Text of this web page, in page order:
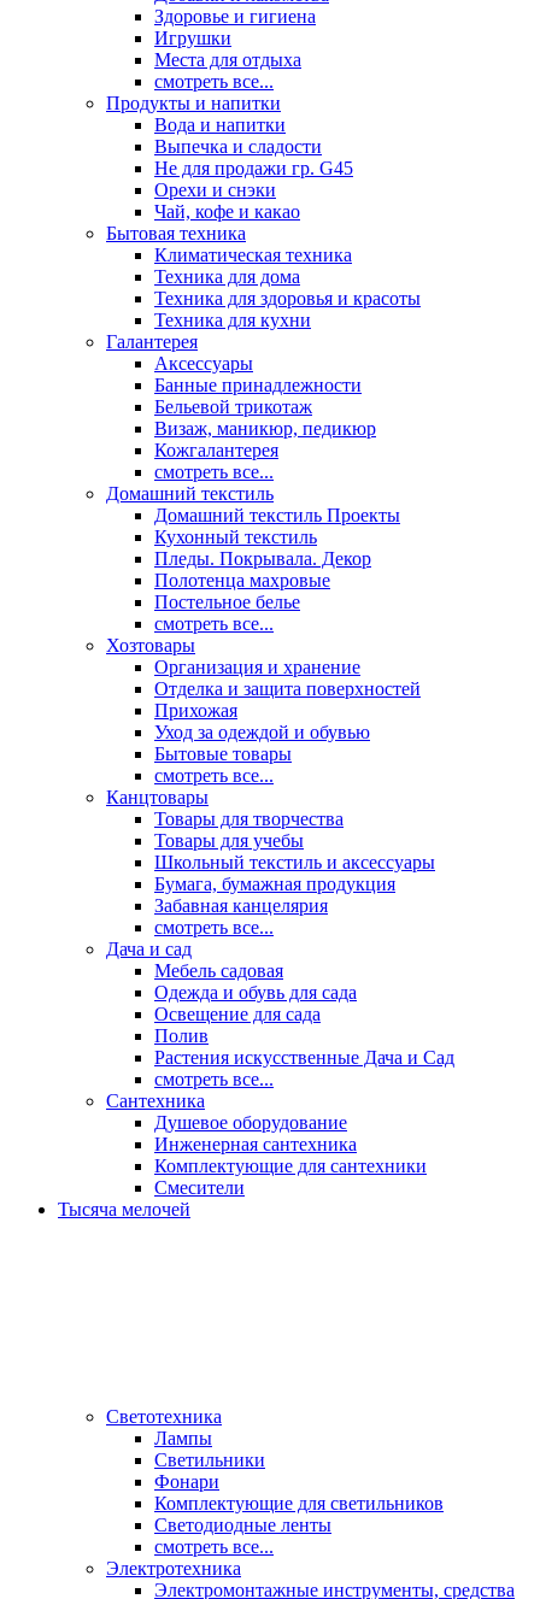
Здоровье и гигиена
Игрушки
Места для отдыха
смотреть все...
Продукты и напитки
Вода и напитки
Выпечка и сладости
Не для продажи гр. G45
Орехи и снэки
Чай, кофе и какао
Бытовая техника
Климатическая техника
Техника для дома
Техника для здоровья и красоты
Техника для кухни
Галантерея
Аксессуары
Банные принадлежности
Бельевой трикотаж
Визаж, маникюр, педикюр
Кожгалантерея
смотреть все...
Домашний текстиль
Домашний текстиль Проекты
Кухонный текстиль
Пледы. Покрывала. Декор
Полотенца махровые
Постельное белье
смотреть все...
Хозтовары
Организация и хранение
Отделка и защита поверхностей
Прихожая
Уход за одеждой и обувью
Бытовые товары
смотреть все...
Канцтовары
Товары для творчества
Товары для учебы
Школьный текстиль и аксессуары
Бумага, бумажная продукция
Забавная канцелярия
смотреть все...
Дача и сад
Мебель садовая
Одежда и обувь для сада
Освещение для сада
Полив
Растения искусственные Дача и Сад
смотреть все...
Сантехника
Душевое оборудование
Инженерная сантехника
Комплектующие для сантехники
Смесители
Тысяча мелочей
Светотехника
Лампы
Светильники
Фонари
Комплектующие для светильников
Светодиодные ленты
смотреть все...
Электротехника
Электромонтажные инструменты, средства